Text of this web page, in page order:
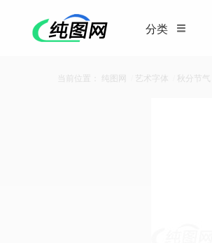
分类
当前位置： 纯图网 艺术字体 秋分节